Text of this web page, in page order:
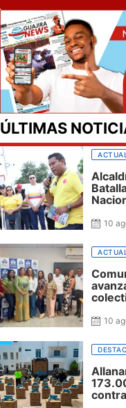
ÚLTIMAS
10
10